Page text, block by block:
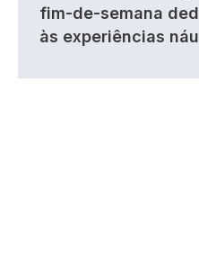
fim-de-semana
às experiências